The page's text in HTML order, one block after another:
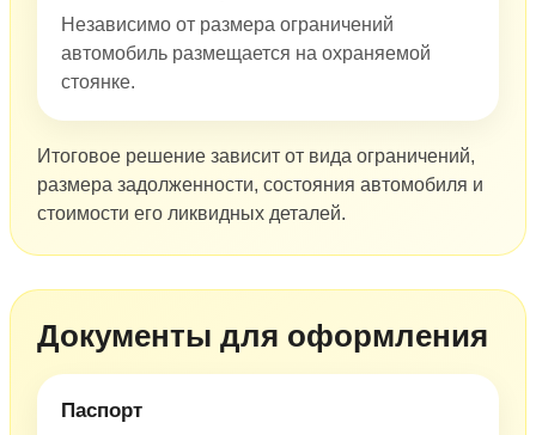
Независимо от размера ограничений
автомобиль размещается на охраняемой
стоянке.
Итоговое решение зависит от вида ограничений,
размера задолженности, состояния автомобиля и
стоимости его ликвидных деталей.
Документы для оформления
Паспорт